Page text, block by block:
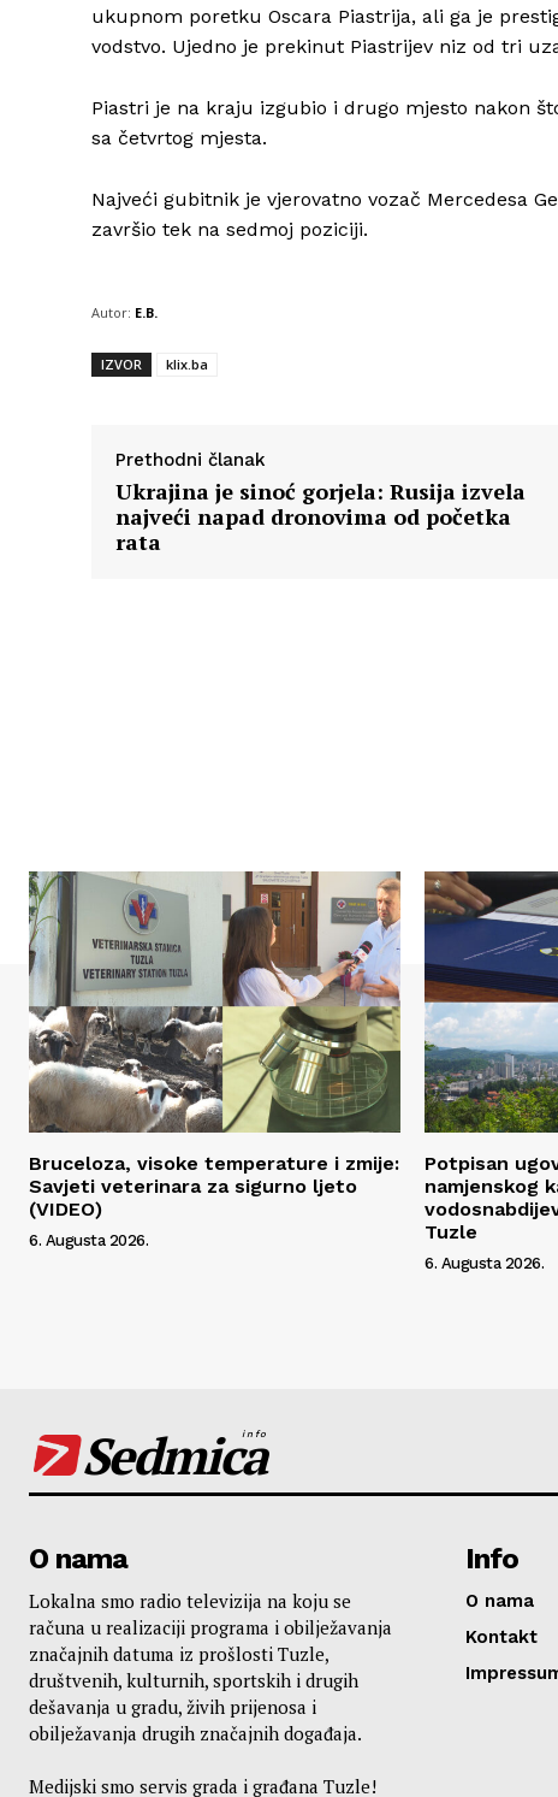
ukupnom poretku Oscara Piastrija, ali ga je
vodstvo. Ujedno je prekinut Piastrijev niz od tri
Piastri je na kraju izgubio i drugo mjesto nakon
sa četvrtog mjesta.
Najveći gubitnik je vjerovatno vozač Mercedesa
završio tek na sedmoj poziciji.
Autor: E.B.
IZVOR klix.ba
Prethodni članak
Ukrajina je sinoć gorjela: Rusija izvela
najveći napad dronovima od početka
rata
Bruceloza, visoke temperature i zmije:
Savjeti veterinara za sigurno ljeto
(VIDEO)
6. Augusta 2026.
Potpisan
namjenskog
Tuzle
6. Augusta 2026.
Sedmica
info
O nama
Lokalna smo radio televizija na koju se
računa u realizaciji programa i obilježavanja
značajnih datuma iz prošlosti Tuzle,
društvenih, kulturnih, sportskih i drugih
dešavanja u gradu, živih prijenosa i
obilježavanja drugih značajnih događaja.
Medijski smo servis grada i građana Tuzle!
Info
O nama
Kontakt